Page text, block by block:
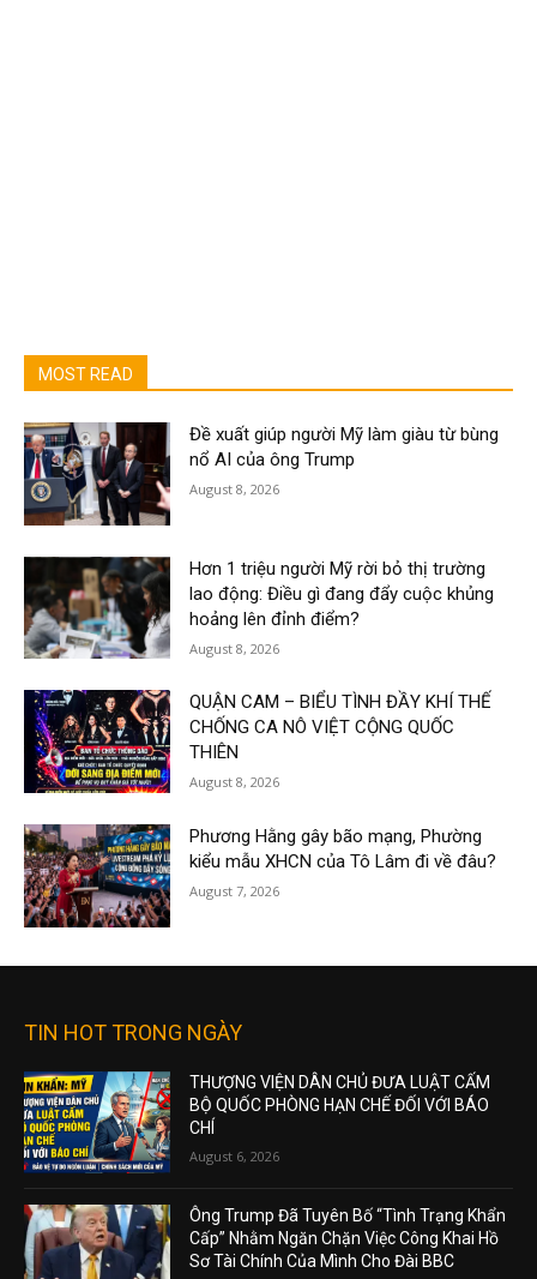
MOST READ
Đề xuất giúp người Mỹ làm giàu từ bùng
nổ AI của ông Trump
August 8, 2026
Hơn 1 triệu người Mỹ rời bỏ thị trường
lao động: Điều gì đang đẩy cuộc khủng
hoảng lên đỉnh điểm?
August 8, 2026
QUẬN CAM – BIỂU TÌNH ĐẦY KHÍ THẾ
CHỐNG CA NÔ VIỆT CỘNG QUỐC
THIÊN
August 8, 2026
Phương Hằng gây bão mạng, Phường
kiểu mẫu XHCN của Tô Lâm đi về đâu?
August 7, 2026
TIN HOT TRONG NGÀY
THƯỢNG VIỆN DÂN CHỦ ĐƯA LUẬT CẤM
BỘ QUỐC PHÒNG HẠN CHẾ ĐỐI VỚI BÁO
CHÍ
August 6, 2026
Ông Trump Đã Tuyên Bố “Tình Trạng Khẩn
Cấp” Nhằm Ngăn Chặn Việc Công Khai Hồ
Sơ Tài Chính Của Mình Cho Đài BBC